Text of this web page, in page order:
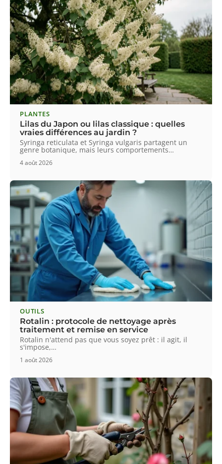
PLANTES
Lilas du Japon ou lilas classique : quelles
vraies différences au jardin ?
Syringa reticulata et Syringa vulgaris partagent un
genre botanique, mais leurs comportements…
4 août 2026
OUTILS
Rotalin : protocole de nettoyage après
traitement et remise en service
Rotalin n'attend pas que vous soyez prêt : il agit, il
s'impose,…
1 août 2026